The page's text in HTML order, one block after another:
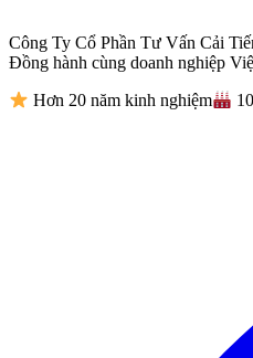
Công Ty Cổ Phần Tư Vấn Cải
Đồng hành cùng doanh nghiệp
Hơn 20 năm kinh nghiệm